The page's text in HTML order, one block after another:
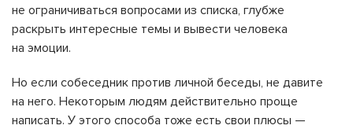
не ограничиваться вопросами из списка, глубже
раскрыть интересные темы и вывести человека
на эмоции.
Но если собеседник против личной беседы, не давите
на него. Некоторым людям действительно проще
написать. У этого способа тоже есть свои плюсы —